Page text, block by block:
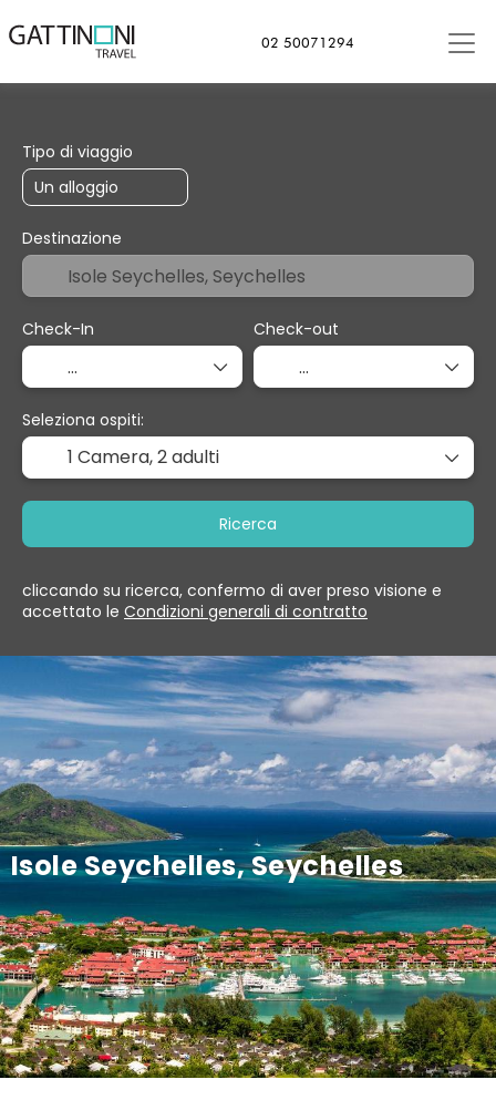
02 50071294
Isole Seychelles, Seychelles
Soggiorno
Trasporto + Soggiorno
Tipo di viaggio
Destinazione
Check-In Check-out
Seleziona ospiti:
1 Camera,2 adulti
Ricerca
cliccando su ricerca, confermo di aver preso visione e
accettato le Condizioni generali di contratto